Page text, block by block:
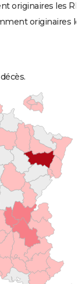
originaires les
originaires